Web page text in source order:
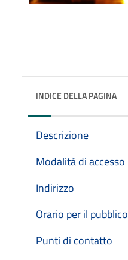
INDICE DELLA PAGINA
Descrizione
Modalità di accesso
Indirizzo
Orario per il pubblico
Punti di contatto